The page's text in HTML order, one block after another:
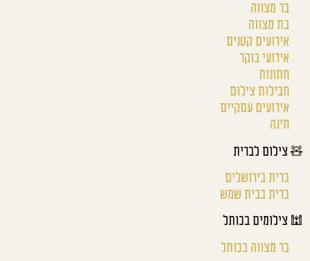
בר מצווה
בת מצווה
אירועים קטנים
אירועי בוקר
חתונות
חבילות צילום
אירועים עסקיים
חינה
🧸 צילום לברית
ברית בירושלים
ברית בבית שמש
🕍 צילומים בכותל
בר מצווה בכותל